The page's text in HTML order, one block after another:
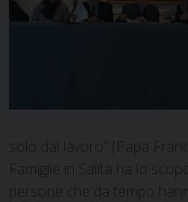
solo dal lavoro” (Papa
Famiglie in Salita ha lo
persone che da tempo